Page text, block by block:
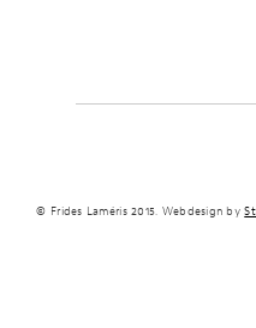
© Frides Laméris 2015. Webdesign by